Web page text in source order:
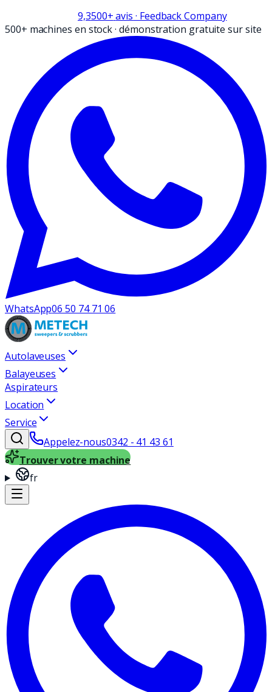
9,3500+avis · Feedback Company
500+ machines en stock·démonstration gratuite sur site
WhatsApp06 50 74 71 06
Autolaveuses
Balayeuses
Aspirateurs
Location
Service
Appelez-nous0342 - 41 43 61
Trouver votre machine
fr